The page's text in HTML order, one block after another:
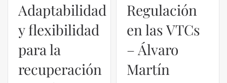
Adaptabilidad
y flexibilidad
para la
recuperación
Regulación
en las VTCs
– Álvaro
Martín